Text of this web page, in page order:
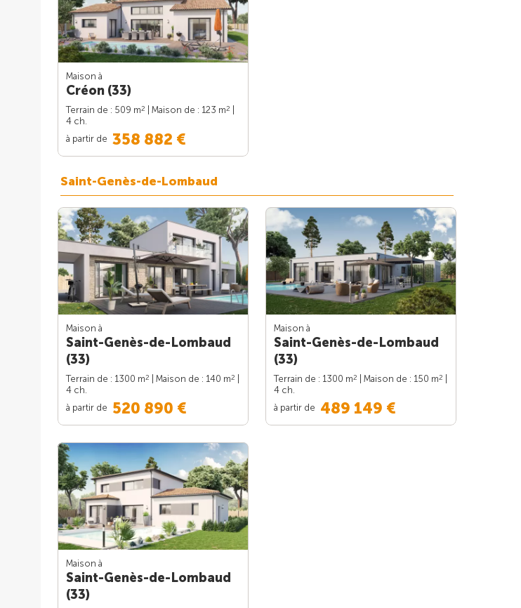
Maison à
Créon (33)
Terrain de : 509 m2 | Maison de : 123 m2
4 ch.
à partir de 358 882 €
Saint-Genès-de-Lombaud
Maison à
Saint-Genès-de-Lombaud
(33)
Terrain de : 1300 m2 | Maison de : 140 m2
4 ch.
à partir de 520 890 €
Maison à
Saint-Genès-de-Lombaud
(33)
Terrain de : 1300 m2 | Maison de : 150 m2
4 ch.
à partir de 489 149 €
Maison à
Saint-Genès-de-Lombaud
(33)